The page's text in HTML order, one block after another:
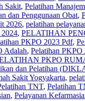
Sakit, Pelatihan
dan Penggunaan Obat,
2026, pelatihan
2024, PELATIHAN
PKPO 2023 Pdf,
Adalah, Pelatihan PKPO
PKPO
dan Pelatihan
Sakit Yogyakarta,
TNT, Pelatihan
, Pelayanan